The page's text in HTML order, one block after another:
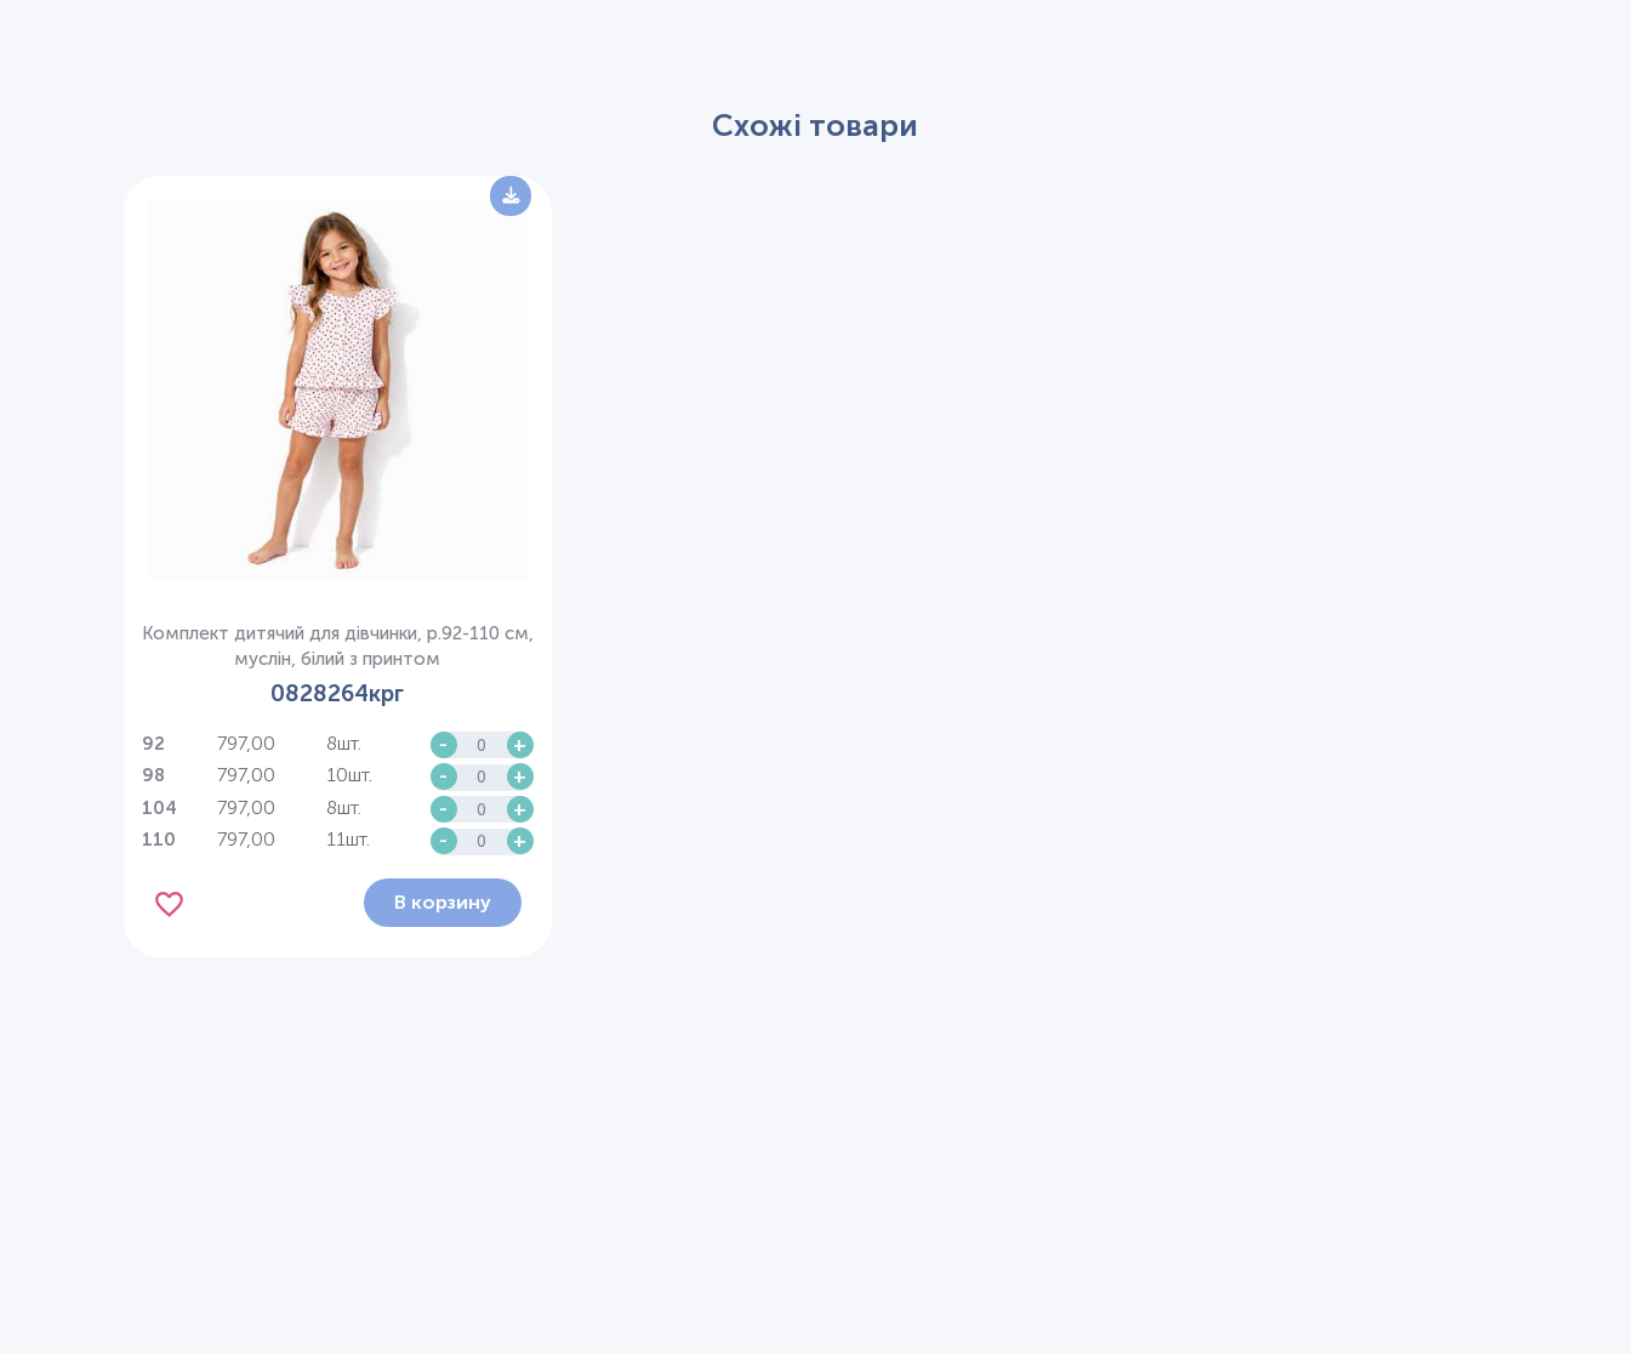
Схожі товари
Комплект дитячий для дівчинки, р.92-110 см,
муслін, білий з принтом
0828264крг
92 797,00 8шт. - +
98 797,00 10шт. - +
104 797,00 8шт. - +
110 797,00 11шт. - +
В корзину